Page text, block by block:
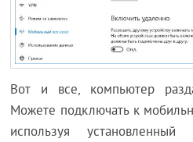
Вот и все, компьютер
Можете подключать к
используя